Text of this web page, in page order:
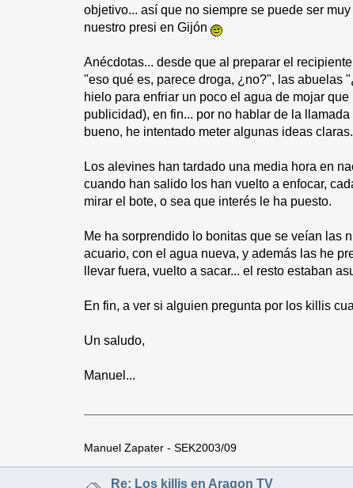
objetivo... así que no siempre se puede ser
nuestro presi en Gijón
Anécdotas... desde que al preparar el
"eso qué es, parece droga, ¿no?", las abuelas
hielo para enfriar un poco el agua de mojar
publicidad), en fin... por no hablar de la
bueno, he intentado meter algunas ideas claras.
Los alevines han tardado una media hora en
cuando han salido los han vuelto a enfocar,
mirar el bote, o sea que interés le ha puesto.
Me ha sorprendido lo bonitas que se veían las
acuario, con el agua nueva, y además las he
llevar fuera, vuelto a sacar... el resto estaban
En fin, a ver si alguien pregunta por los killis
Un saludo,
Manuel...
Manuel Zapater - SEK2003/09
Re: Los killis en Aragon TV